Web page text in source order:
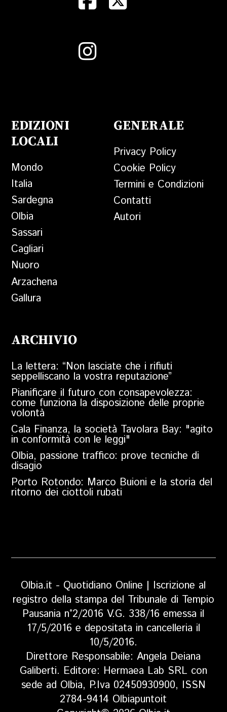
EDIZIONI
LOCALI
Mondo
Italia
Sardegna
Olbia
Sassari
Cagliari
Nuoro
Arzachena
Gallura
GENERALE
Privacy Policy
Cookie Policy
Termini e Condizioni
Contatti
Autori
ARCHIVIO
La lettera: “Non lasciate che i rifiuti
seppelliscano la vostra reputazione”
Pianificare il futuro con consapevolezza:
come funziona la disposizione delle proprie
volontà
Cala Finanza, la società Tavolara Bay: "agito
in conformità con le leggi"
Olbia, passione traffico: prove tecniche di
disagio
Porto Rotondo: Marco Buioni e la storia del
ritorno dei ciottoli rubati
Olbia.it - Quotidiano Online | Iscrizione al
registro della stampa del Tribunale di Tempio
Pausania n°2/2016 V.G. 338/16 emessa il
17/5/2016 e depositata in cancelleria il
10/5/2016.
Direttore Responsabile: Angela Deiana
Galiberti. Editore: Hermaea Lab SRL con
sede ad Olbia, P.Iva 02450930900, ISSN
2784-9414 Olbiapuntoit